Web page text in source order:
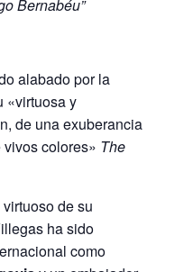
Bernabéu”
alabado por la
«virtuosa y
de una exuberancia
colores» The
de su
ha sido
como